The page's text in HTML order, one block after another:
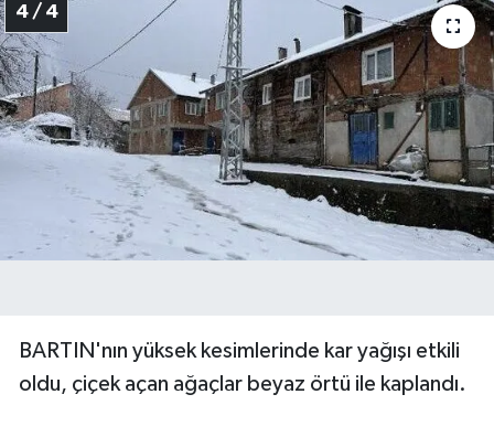
4 / 4
BARTIN'nın yüksek kesimlerinde kar yağışı etkili
oldu, çiçek açan ağaçlar beyaz örtü ile kaplandı.